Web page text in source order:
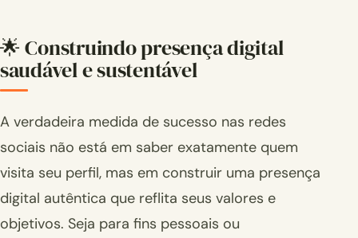
🌟 Construindo presença digital
saudável e sustentável
A verdadeira medida de sucesso nas redes
sociais não está em saber exatamente quem
visita seu perfil, mas em construir uma presença
digital autêntica que reflita seus valores e
objetivos. Seja para fins pessoais ou